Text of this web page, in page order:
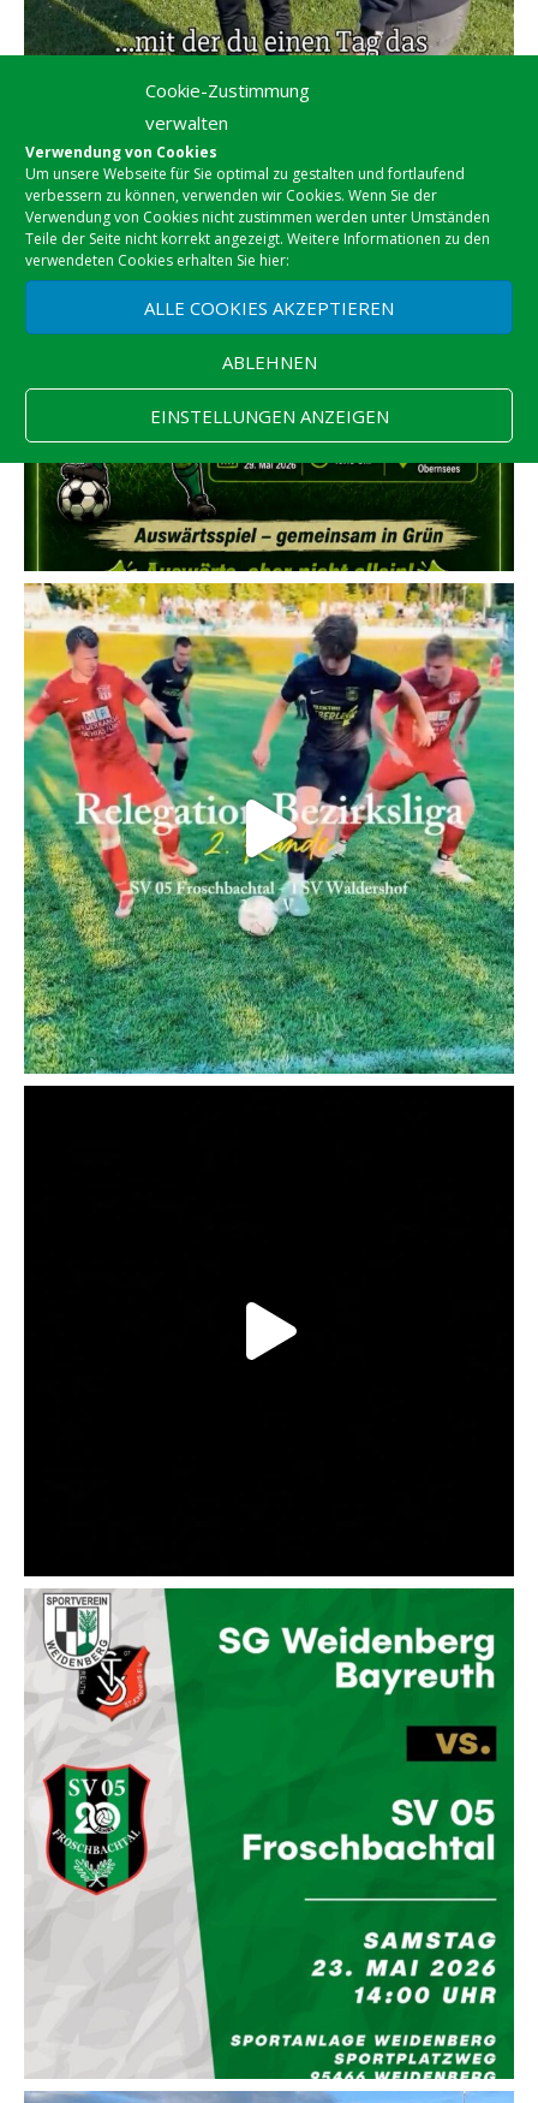
Cookie-Zustimmung
verwalten
Verwendung von Cookies
Um unsere Webseite für Sie optimal zu gestalten und fortlaufend
verbessern zu können, verwenden wir Cookies. Wenn Sie der
Verwendung von Cookies nicht zustimmen werden unter Umständen
Teile der Seite nicht korrekt angezeigt. Weitere Informationen zu den
verwendeten Cookies erhalten Sie hier:
ALLE COOKIES AKZEPTIEREN
ABLEHNEN
EINSTELLUNGEN ANZEIGEN